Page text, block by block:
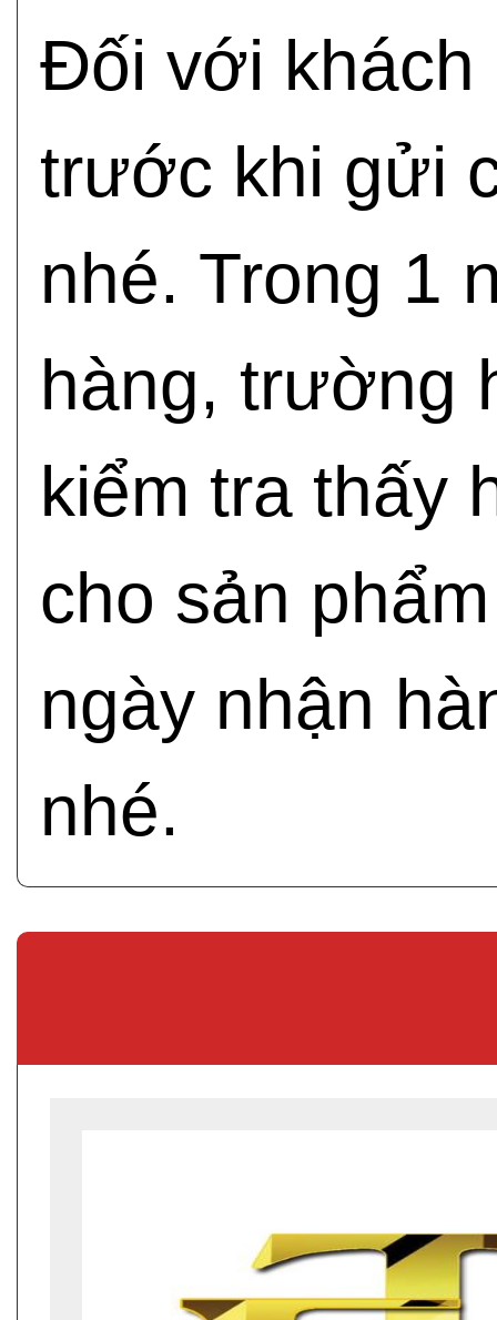
Đối với khách
trước khi gửi
nhé. Trong 1
hàng, trường
kiểm tra thấy
cho sản
ngày nhận
nhé.